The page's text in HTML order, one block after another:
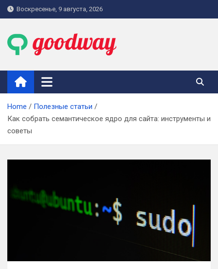
Skip
to
Воскресенье, 9 августа, 2026
goodway.com.ua
Home
Полезные статьи
Как собрать семантическое ядро для сайта: инструменты и
советы